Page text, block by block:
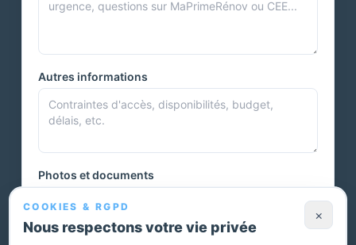
Autres informations
Photos et documents
Vous pouvez joindre plusieurs photos ou autres documents.
COOKIES & RGPD
Nous respectons votre vie privée
×